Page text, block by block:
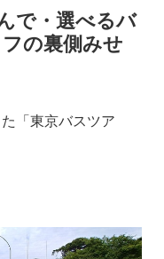
で・選べるバ
の裏側みせ
「東京バスツア